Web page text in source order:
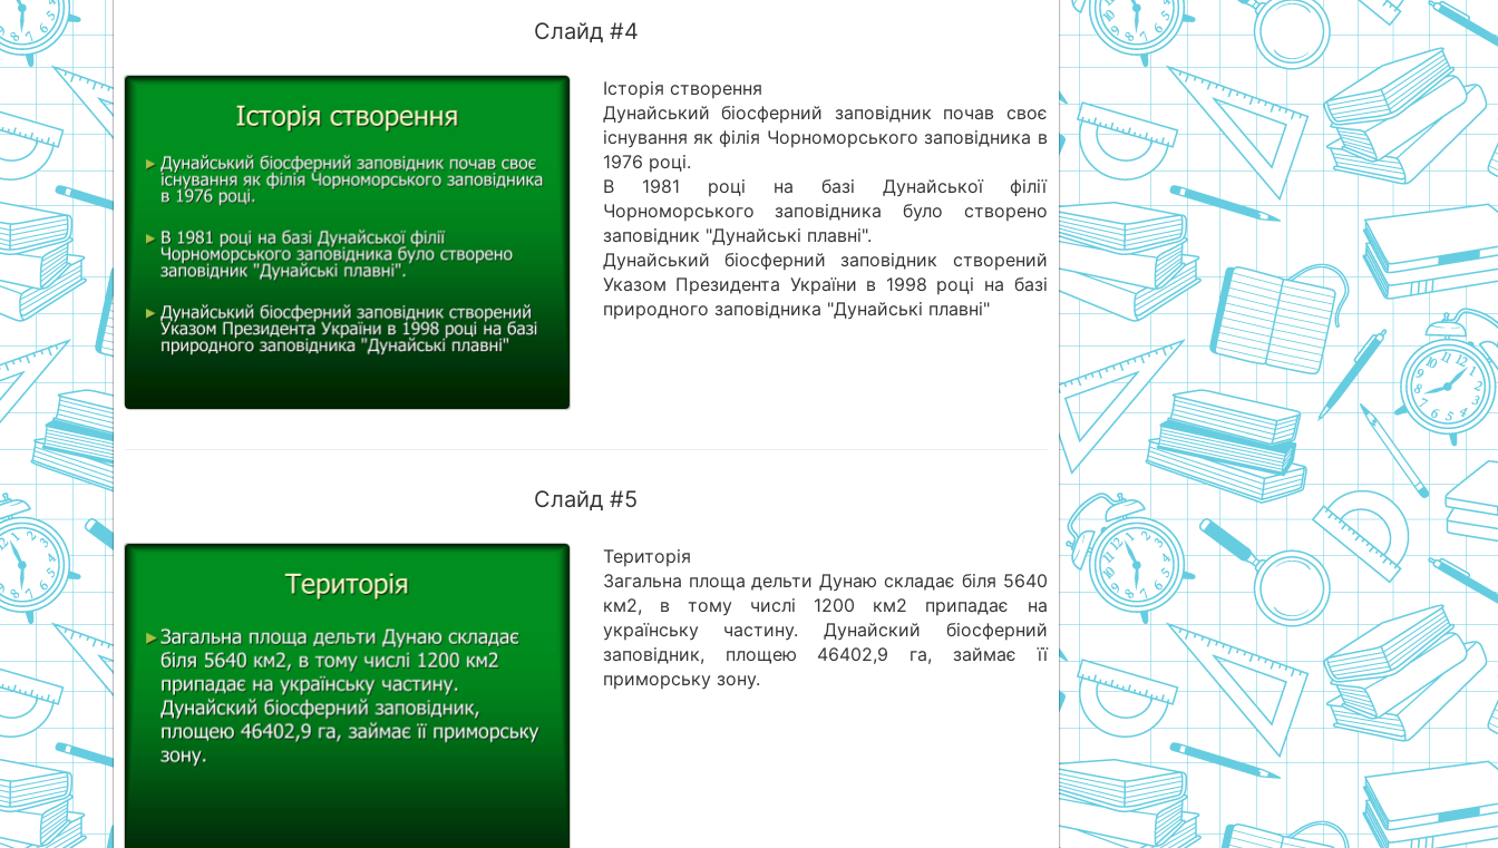
Слайд #4
Історія створення
Дунайський біосферний заповідник почав своє
існування як філія Чорноморського заповідника в
1976 році.
В 1981 році на базі Дунайської філії
Чорноморського заповідника було створено
заповідник "Дунайські плавні".
Дунайський біосферний заповідник створений
Указом Президента України в 1998 році на базі
природного заповідника "Дунайські плавні"
Слайд #5
Територія
Загальна площа дельти Дунаю складає біля 5640
км2, в тому числі 1200 км2 припадає на
українську частину. Дунайский біосферний
заповідник, площею 46402,9 га, займає її
приморську зону.